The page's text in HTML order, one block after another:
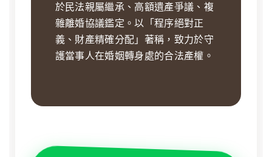
於民法親屬繼承、高額遺產爭議、複
雜離婚協議鑑定。以「程序絕對正
義、財產精確分配」著稱，致力於守
護當事人在婚姻轉身處的合法產權。